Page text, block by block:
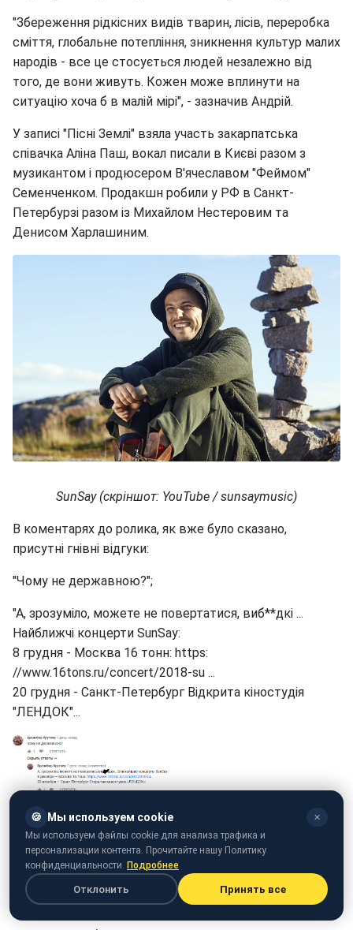
"Збереження рідкісних видів тварин, лісів, переробка
сміття, глобальне потепління, зникнення культур малих
народів - все це стосується людей незалежно від
того, де вони живуть. Кожен може вплинути на
ситуацію хоча б в малій мірі", - зазначив Андрій.
У записі "Пісні Землі" взяла участь закарпатська
співачка Аліна Паш, вокал писали в Києві разом з
музикантом і продюсером В'ячеславом "Феймом"
Семенченком. Продакшн робили у РФ в Санкт-
Петербурзі разом із Михайлом Нестеровим та
Денисом Харлашиним.
SunSay (скріншот: YouTube / sunsaymusic)
В коментарях до ролика, як вже було сказано,
присутні гнівні відгуки:
"Чому не державною?";
"А, зрозуміло, можете не повертатися, виб**дкі ...
Найближчі концерти SunSay:
8 грудня - Москва 16 тонн: https:
//www.16tons.ru/concert/2018-su ...
20 грудня - Санкт-Петербург Відкрита кіностудія
"ЛЕНДОК"...
Скріншот: YouTube / sunsaymusic
🍪 Мы используем cookie ✕
Мы используем файлы cookie для анализа трафика и
персонализации контента. Прочитайте нашу Политику
конфиденциальности. Подробнее
Отклонить Принять все